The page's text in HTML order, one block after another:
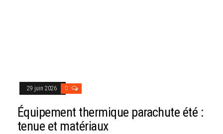
29 juin 2026 0
Équipement thermique parachute été :
tenue et matériaux